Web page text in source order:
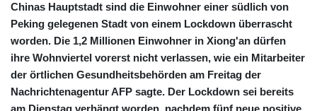
Chinas Hauptstadt sind die Einwohner einer südlich von
Peking gelegenen Stadt von einem Lockdown überrascht
worden. Die 1,2 Millionen Einwohner in Xiong'an dürfen
ihre Wohnviertel vorerst nicht verlassen, wie ein Mitarbeiter
der örtlichen Gesundheitsbehörden am Freitag der
Nachrichtenagentur AFP sagte. Der Lockdown sei bereits